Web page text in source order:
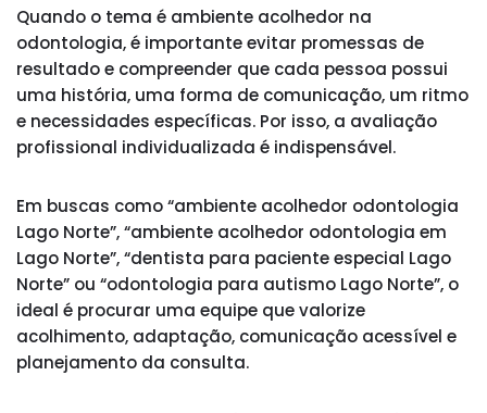
Quando o tema é ambiente acolhedor na
odontologia, é importante evitar promessas de
resultado e compreender que cada pessoa possui
uma história, uma forma de comunicação, um ritmo
e necessidades específicas. Por isso, a avaliação
profissional individualizada é indispensável.
Em buscas como “ambiente acolhedor odontologia
Lago Norte”, “ambiente acolhedor odontologia em
Lago Norte”, “dentista para paciente especial Lago
Norte” ou “odontologia para autismo Lago Norte”, o
ideal é procurar uma equipe que valorize
acolhimento, adaptação, comunicação acessível e
planejamento da consulta.